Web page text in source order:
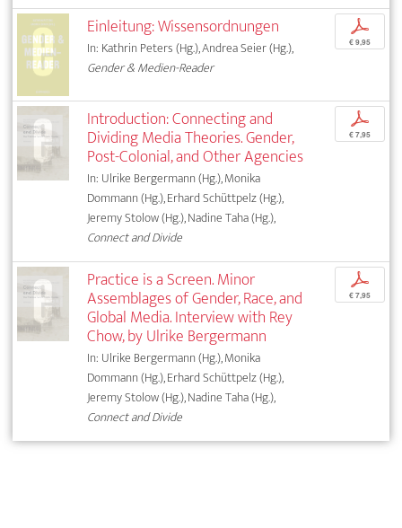
Einleitung: Wissensordnungen
In: Kathrin Peters (Hg.), Andrea Seier (Hg.),
Gender & Medien-Reader
p
€ 9,95
Introduction: Connecting and
Dividing Media Theories. Gender,
Post-Colonial, and Other Agencies
In: Ulrike Bergermann (Hg.), Monika
Dommann (Hg.), Erhard Schüttpelz (Hg.),
Jeremy Stolow (Hg.), Nadine Taha (Hg.),
Connect and Divide
p
€ 7,95
Practice is a Screen. Minor
Assemblages of Gender, Race, and
Global Media. Interview with Rey
Chow, by Ulrike Bergermann
In: Ulrike Bergermann (Hg.), Monika
Dommann (Hg.), Erhard Schüttpelz (Hg.),
Jeremy Stolow (Hg.), Nadine Taha (Hg.),
Connect and Divide
p
€ 7,95